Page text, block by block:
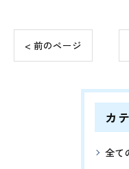
< 前のページ
カ
全て